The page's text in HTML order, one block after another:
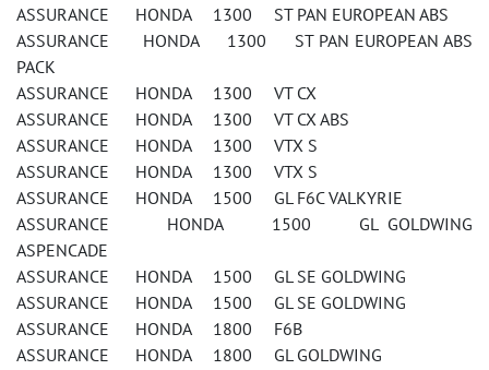
ASSURANCE HONDA 1300 ST PAN EUROPEAN ABS
ASSURANCE HONDA 1300 ST PAN EUROPEAN ABS
PACK
ASSURANCE HONDA 1300 VT CX
ASSURANCE HONDA 1300 VT CX ABS
ASSURANCE HONDA 1300 VTX S
ASSURANCE HONDA 1300 VTX S
ASSURANCE HONDA 1500 GL F6C VALKYRIE
ASSURANCE HONDA 1500 GL GOLDWING
ASPENCADE
ASSURANCE HONDA 1500 GL SE GOLDWING
ASSURANCE HONDA 1500 GL SE GOLDWING
ASSURANCE HONDA 1800 F6B
ASSURANCE HONDA 1800 GL GOLDWING